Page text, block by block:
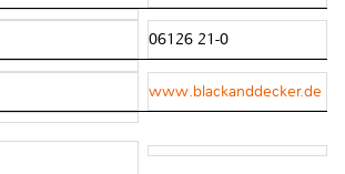
06126 21-0
www.blackanddecker.de